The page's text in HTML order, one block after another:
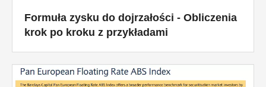
Formuła zysku do dojrzałości - Obliczenia
krok po kroku z przykładami